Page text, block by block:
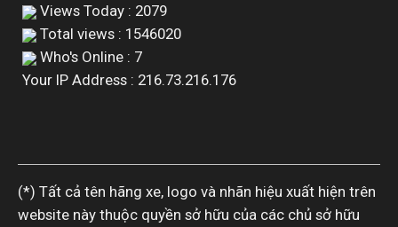
Views Today : 2079
Total views : 1546020
Who's Online : 7
Your IP Address : 216.73.216.176
(*) Tất cả tên hãng xe, logo và nhãn hiệu xuất hiện trên
website này thuộc quyền sở hữu của các chủ sở hữu